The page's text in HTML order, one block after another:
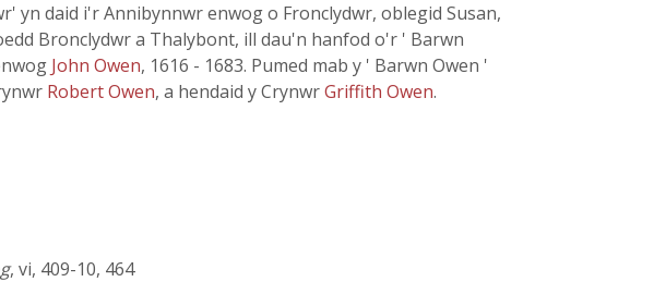
yn daid i'r Annibynnwr enwog o Fronclydwr, oblegid Susan,
Bronclydwr a Thalybont, ill dau'n hanfod o'r ' Barwn
John Owen, 1616 - 1683. Pumed mab y ' Barwn Owen '
Robert Owen, a hendaid y CrynwrGriffith Owen.
, vi, 409-10, 464